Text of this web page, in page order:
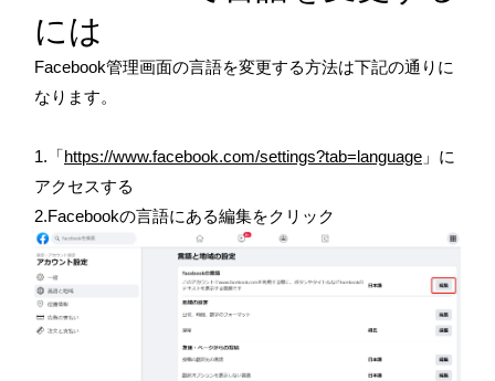
には
Facebook管理画面の言語を変更する方法は下記の通りに
なります。
1.「https://www.facebook.com/settings?tab=language 」に
アクセスする
2.Facebookの言語にある編集をクリック